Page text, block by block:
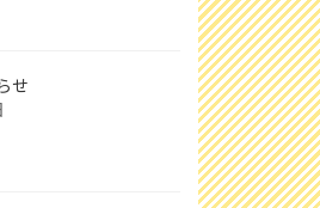
せ